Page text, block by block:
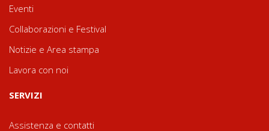
Eventi
Collaborazioni e Festival
Notizie e Area stampa
Lavora con noi
SERVIZI
Assistenza e contatti